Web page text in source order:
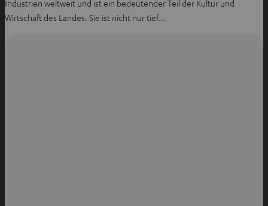
Industrien weltweit und ist ein bedeutender Teil der Kultur und
Wirtschaft des Landes. Sie ist nicht nur tief…